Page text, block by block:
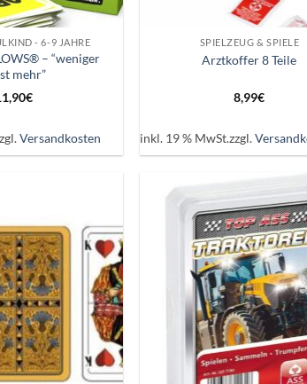
- 6-9 JAHRE
– “weniger
mehr”
€
Versandkosten
SPIELZEUG & SPIELE
Arztkoffer 8 Teile
8,99€
inkl. 19 % MwSt.zzgl.
Wunschliste